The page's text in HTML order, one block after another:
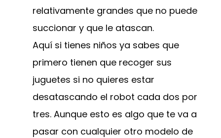
relativamente grandes que no puede
succionar y que le atascan.
Aquí si tienes niños ya sabes que
primero tienen que recoger sus
juguetes si no quieres estar
desatascando el robot cada dos por
tres. Aunque esto es algo que te va a
pasar con cualquier otro modelo de